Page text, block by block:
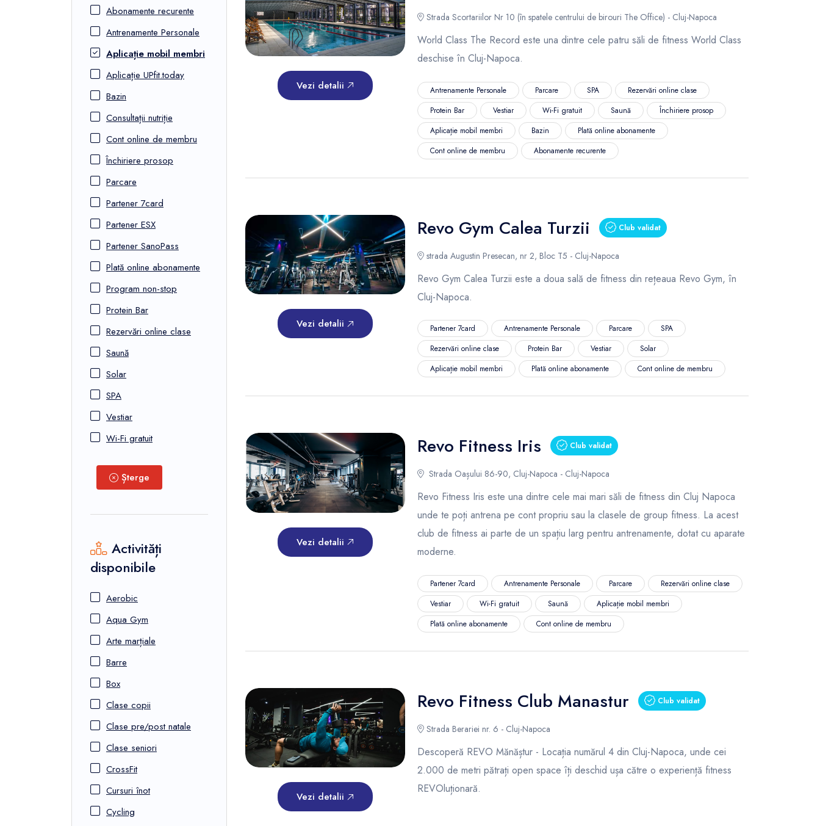
Abonamente recurente
Antrenamente Personale
Aplicație mobil membri
Aplicație UPfit.today
Bazin
Consultații nutriție
Cont online de membru
Închiriere prosop
Parcare
Partener 7card
Partener ESX
Partener SanoPass
Plată online abonamente
Program non-stop
Protein Bar
Rezervări online clase
Saună
Solar
SPA
Vestiar
Wi-Fi gratuit
Șterge
Activități
disponibile
Aerobic
Aqua Gym
Arte marțiale
Barre
Box
Clase copii
Clase pre/post natale
Clase seniori
CrossFit
Cursuri înot
Cycling
Vezi detalii
Strada Scortariilor Nr 10 (în spatele centrului de birouri The Office) - Cluj-Napoca
World Class The Record este una dintre cele patru săli de fitness World Class
deschise în Cluj-Napoca.
Antrenamente Personale Parcare SPA
Rezervări online clase
Protein Bar
Vestiar Wi-Fi gratuit Saună
Închiriere prosop
Aplicație mobil membri
Bazin
Plată online abonamente
Cont online de membru
Abonamente recurente
Vezi detalii
Revo Gym Calea Turzii Club validat
strada Augustin Presecan, nr 2, Bloc T5 - Cluj-Napoca
Revo Gym Calea Turzii este a doua sală de fitness din rețeaua Revo Gym, în
Cluj-Napoca.
Partener 7card Antrenamente Personale Parcare
SPA
Rezervări online clase
Protein Bar Vestiar
Solar
Aplicație mobil membri
Plată online abonamente Cont online de membru
Vezi detalii
Revo Fitness Iris Club validat
Strada Oașului 86-90, Cluj-Napoca - Cluj-Napoca
Revo Fitness Iris este una dintre cele mai mari săli de fitness din Cluj Napoca
unde te poți antrena pe cont propriu sau la clasele de group fitness. La acest
club de fitness ai parte de un spațiu larg pentru antrenamente, dotat cu aparate
moderne.
Partener 7card Antrenamente Personale Parcare
Rezervări online clase
Vestiar
Wi-Fi gratuit Saună
Aplicație mobil membri
Plată online abonamente
Cont online de membru
Vezi detalii
Revo Fitness Club Manastur Club validat
Strada Berariei nr. 6 - Cluj-Napoca
Descoperă REVO Mănăștur - Locația numărul 4 din Cluj-Napoca, unde cei
2.000 de metri pătrați open space îți deschid ușa către o experiență fitness
REVOluționară.